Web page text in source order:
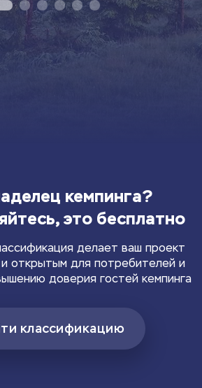
кемпинга?
это бесплатно
делает ваш проект
открытым для потребителей и
доверия гостей кемпинга
классификацию